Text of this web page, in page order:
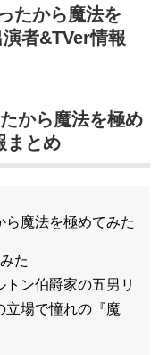
たから魔法を
者&TVer情報
から魔法を極め
まとめ
魔法を極めてみた
た
ン伯爵家の五男リ
立場で憧れの『魔